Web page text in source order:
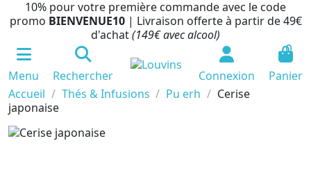
10% pour votre première commande avec le code
promo BIENVENUE10 | Livraison offerte à partir de 49€
d'achat(149€ avec alcool)
Menu Rechercher Connexion
0
Panier
Accueil
Thés & Infusions Pu erh
Cerise
japonaise